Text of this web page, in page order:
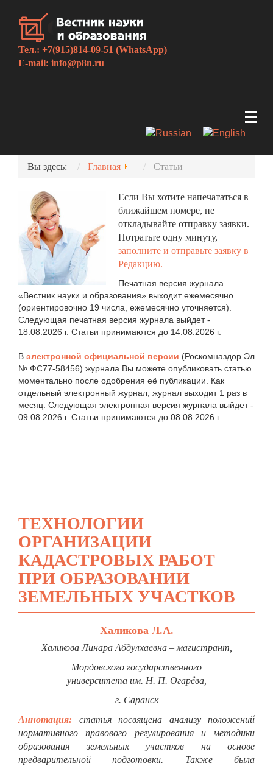
Тел.: +7(915)814-09-51 (WhatsApp)
E-mail: info@p8n.ru
Вы здесь: Главная Статьи
Если Вы хотите напечататься в
ближайшем номере, не
откладывайте отправку заявки.
Потратьте одну минуту,
заполните и отправьте заявку в
Редакцию.
Печатная версия журнала
«Вестник науки и образования» выходит ежемесячно
(ориентировочно 19 числа, ежемесячно уточняется).
Следующая печатная версия журнала выйдет -
18.08.2026 г. Статьи принимаются до 14.08.2026 г.
В электронной официальной версии (Роскомназдор Эл
№ ФС77-58456) журнала Вы можете опубликовать статью
моментально после одобрения её публикации. Как
отдельный электронный журнал, журнал выходит 1 раз в
месяц. Следующая электронная версия журнала выйдет -
09.08.2026 г. Статьи принимаются до 08.08.2026 г.
ТЕХНОЛОГИИ
ОРГАНИЗАЦИИ
КАДАСТРОВЫХ РАБОТ
ПРИ ОБРАЗОВАНИИ
ЗЕМЕЛЬНЫХ УЧАСТКОВ
Халикова Л.А.
Халикова Линара Абдулхаевна – магистрант,
Мордовского государственного
университета им. Н. П. Огарёва,
г. Саранск
Аннотация: статья посвящена анализу положений
нормативного правового регулирования и методики
образования земельных участков на основе
предварительной подготовки. Также была